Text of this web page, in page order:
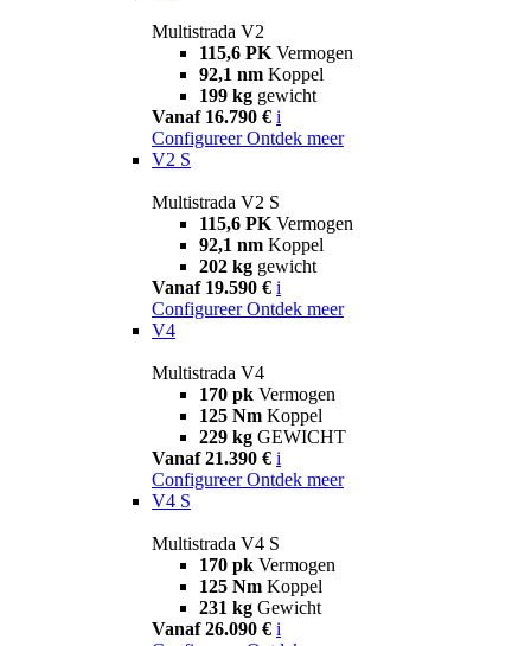
Multistrada V2
115,6 PK Vermogen
92,1 nm Koppel
199 kg gewicht
Vanaf 16.790 € i
Configureer Ontdek meer
V2 S
Multistrada V2 S
115,6 PK Vermogen
92,1 nm Koppel
202 kg gewicht
Vanaf 19.590 € i
Configureer Ontdek meer
V4
Multistrada V4
170 pk Vermogen
125 Nm Koppel
229 kg GEWICHT
Vanaf 21.390 € i
Configureer Ontdek meer
V4 S
Multistrada V4 S
170 pk Vermogen
125 Nm Koppel
231 kg Gewicht
Vanaf 26.090 € i